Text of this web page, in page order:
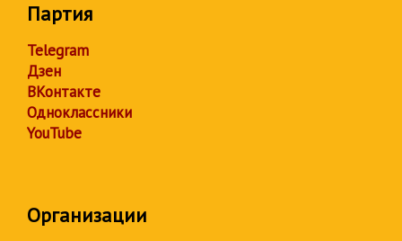
Партия
Telegram
Дзен
ВКонтакте
Одноклассники
YouTube
Организации